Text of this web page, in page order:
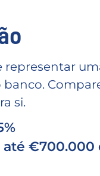
representar
si.
€700.000